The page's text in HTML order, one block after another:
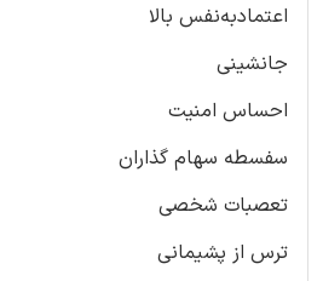
اعتمادبه‌نفس بالا
جانشینی
احساس امنیت
سفسطه سهام گذاران
تعصبات شخصی
ترس از پشیمانی